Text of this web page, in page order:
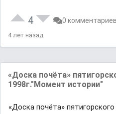
4 0 комментариев
4 лет назад
«Доска почёта»
1998г."Момент истории"
«Доска почёта»